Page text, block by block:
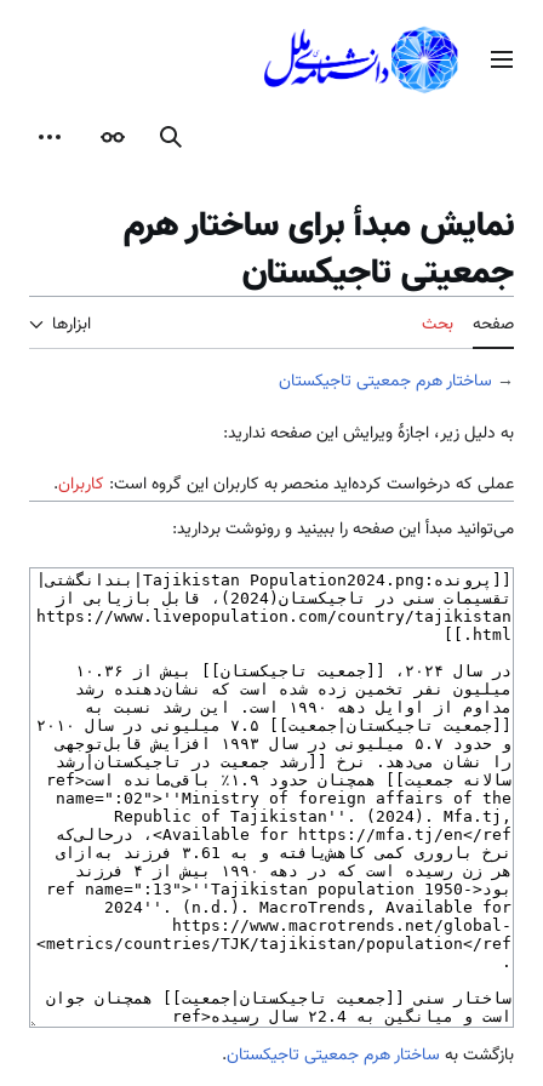
محتوامنوی اصلی
جستجوظاهر
نمایش مبدأ برای ساختار هرم
جمعیتی تاجیکستان
صفحه بحث ابزارها
→ ساختار هرم جمعیتی تاجیکستان
به دلیل زیر، اجازهٔ ویرایش این صفحه ندارید:
عملی که درخواست کرده‌اید منحصر به کاربران این گروه است: کاربران.
می‌توانید مبدأ این صفحه را ببینید و رونوشت بردارید:
بازگشت به ساختار هرم جمعیتی تاجیکستان.